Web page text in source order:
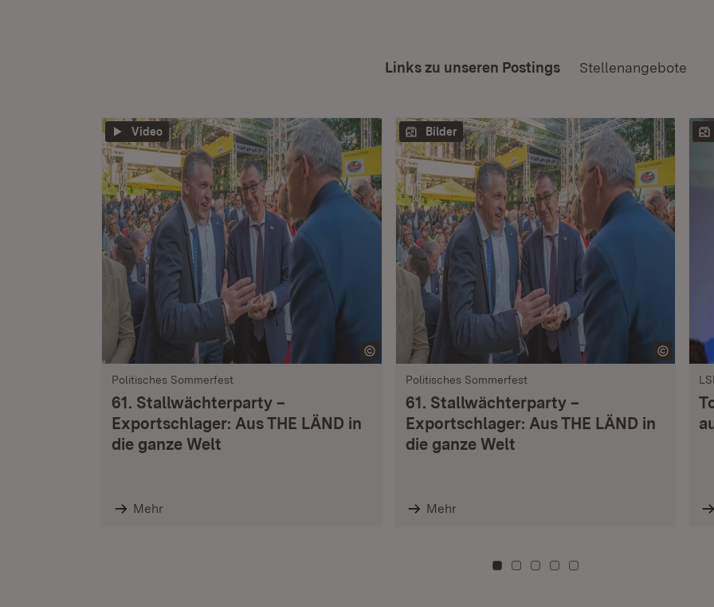
Links zu unseren Postings Stellenangebote
Video
Politisches Sommerfest
61. Stallwächterparty –
Exportschlager: Aus THE LÄND in
die ganze Welt
Mehr
Bilder
Politisches Sommerfest
61. Stallwächterparty –
Exportschlager: Aus THE LÄND in
die ganze Welt
Mehr
Zu Kachel: 0
Zu Kachel: 3
Zu Kachel: 6
Zu Kachel: 9
Zu Kachel: 12